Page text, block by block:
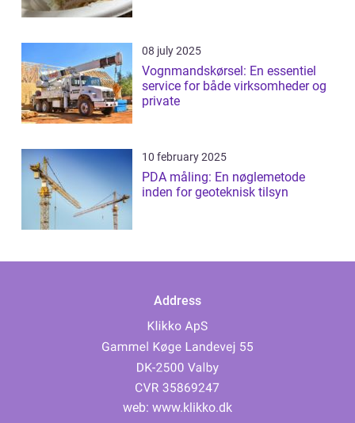
08 july 2025
Vognmandskørsel: En essentiel
service for både virksomheder og
private
10 february 2025
PDA måling: En nøglemetode
inden for geoteknisk tilsyn
Address
web: www.klikko.dk